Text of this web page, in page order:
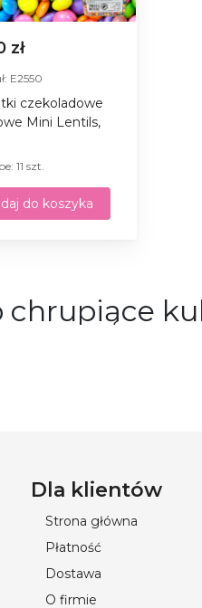
zł
E2550
czekoladowe
Mini Lentils,
11 szt.
do koszyka
chrupiące
cukierniczych
Dla klientów
Strona główna
Płatność
Dostawa
O firmie